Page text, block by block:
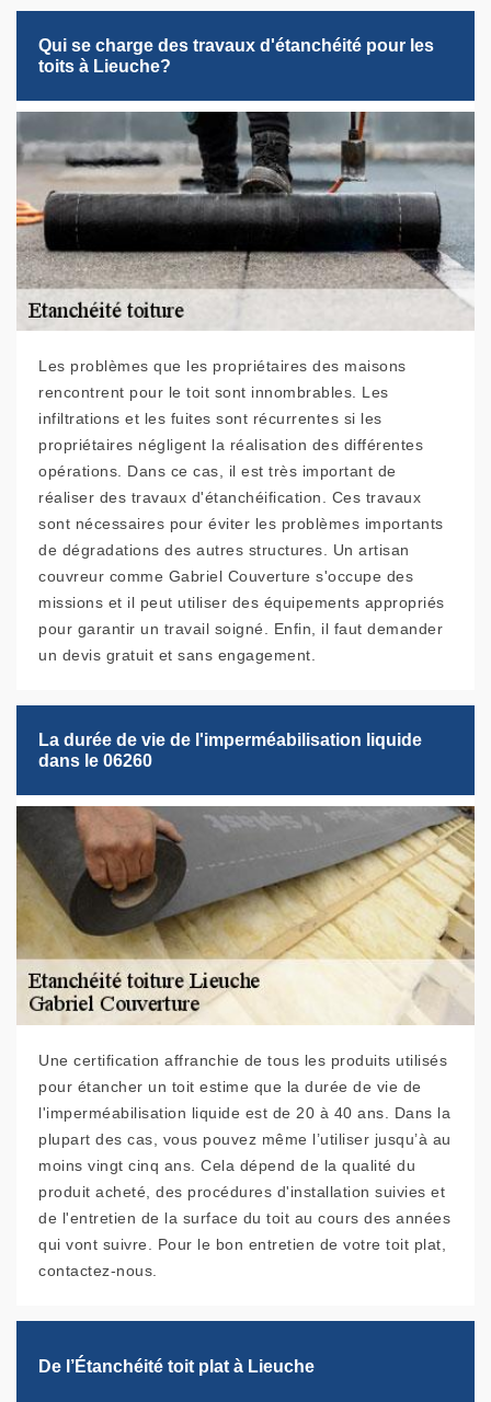
Qui se charge des travaux d'étanchéité pour les
toits à Lieuche?
Les problèmes que les propriétaires des maisons
rencontrent pour le toit sont innombrables. Les
infiltrations et les fuites sont récurrentes si les
propriétaires négligent la réalisation des différentes
opérations. Dans ce cas, il est très important de
réaliser des travaux d'étanchéification. Ces travaux
sont nécessaires pour éviter les problèmes importants
de dégradations des autres structures. Un artisan
couvreur comme Gabriel Couverture s'occupe des
missions et il peut utiliser des équipements appropriés
pour garantir un travail soigné. Enfin, il faut demander
un devis gratuit et sans engagement.
La durée de vie de l'imperméabilisation liquide
dans le 06260
Une certification affranchie de tous les produits utilisés
pour étancher un toit estime que la durée de vie de
l'imperméabilisation liquide est de 20 à 40 ans. Dans la
plupart des cas, vous pouvez même l’utiliser jusqu’à au
moins vingt cinq ans. Cela dépend de la qualité du
produit acheté, des procédures d'installation suivies et
de l'entretien de la surface du toit au cours des années
qui vont suivre. Pour le bon entretien de votre toit plat,
contactez-nous.
De l’Étanchéité toit plat à Lieuche